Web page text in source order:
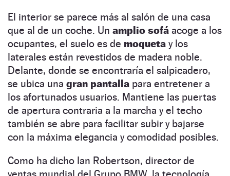
El interior se parece más al salón de una casa
que al de un coche. Un amplio sofá acoge a los
ocupantes, el suelo es de moqueta y los
laterales están revestidos de madera noble.
Delante, donde se encontraría el salpicadero,
se ubica una gran pantalla para entretener a
los afortunados usuarios. Mantiene las puertas
de apertura contraria a la marcha y el techo
también se abre para facilitar subir y bajarse
con la máxima elegancia y comodidad posibles.
Como ha dicho Ian Robertson, director de